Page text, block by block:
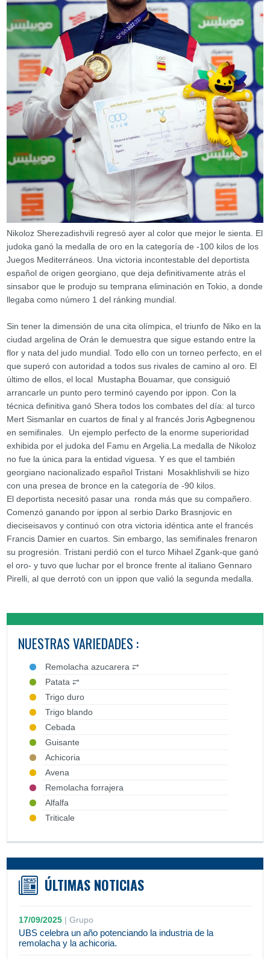
Nikoloz Sherezadishvili regresó ayer al color que mejor le sienta. El
judoka ganó la medalla de oro en la categoría de -100 kilos de los
Juegos Mediterráneos. Una victoria incontestable del deportista
español de origen georgiano, que deja definitivamente atrás el
sinsabor que le produjo su temprana eliminación en Tokio, a donde
llegaba como número 1 del ránking mundial.
Sin tener la dimensión de una cita olímpica, el triunfo de Niko en la
ciudad argelina de Orán le demuestra que sigue estando entre la
flor y nata del judo mundial. Todo ello con un torneo perfecto, en el
que superó con autoridad a todos sus rivales de camino al oro. El
último de ellos, el local Mustapha Bouamar, que consiguió
arrancarle un punto pero terminó cayendo por ippon. Con la
técnica definitiva ganó Shera todos los combates del día: al turco
Mert Sismanlar en cuartos de final y al francés Joris Agbegnenou
en semifinales. Un ejemplo perfecto de la enorme superioridad
exhibida por el judoka del Famu en Argelia.La medalla de Nikoloz
no fue la única para la entidad viguesa. Y es que el también
georgiano nacionalizado español Tristani Mosakhlishvili se hizo
con una presea de bronce en la categoría de -90 kilos.
El deportista necesitó pasar una ronda más que su compañero.
Comenzó ganando por ippon al serbio Darko Brasnjovic en
dieciseisavos y continuó con otra victoria idéntica ante el francés
Francis Damier en cuartos. Sin embargo, las semifinales frenaron
su progresión. Tristani perdió con el turco Mihael Zgank-que ganó
el oro- y tuvo que luchar por el bronce frente al italiano Gennaro
Pirelli, al que derrotó con un ippon que valió la segunda medalla.
NUESTRAS VARIEDADES :
Remolacha azucarera ⥂
Patata ⥂
Trigo duro
Trigo blando
Cebada
Guisante
Achicoria
Avena
Remolacha forrajera
Alfalfa
Triticale
ÚLTIMAS NOTICIAS
17/09/2025 |Grupo
UBS celebra un año potenciando la industria de la
remolacha y la achicoria.